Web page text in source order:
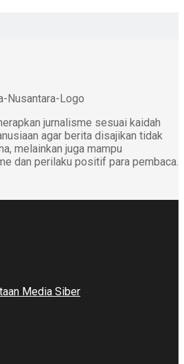
jurnalisme sesuai kaidah
agar berita disajikan tidak
melainkan juga mampu
dan perilaku positif para pembaca.
Media Siber